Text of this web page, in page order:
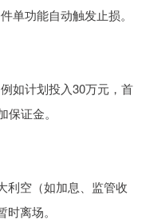
单功能自动触发止损。
如计划投入30万元，首
证金。
利空（如加息、监管收
离场。